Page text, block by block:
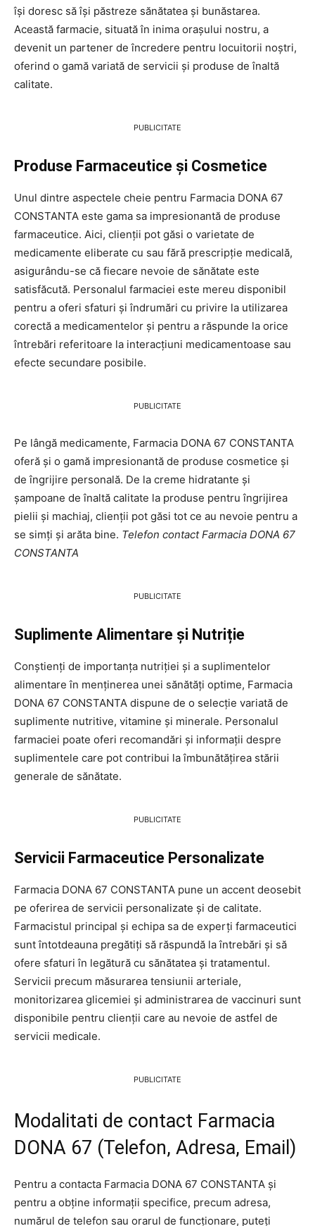
își doresc să își păstreze sănătatea și bunăstarea.
Această farmacie, situată în inima orașului nostru, a
devenit un partener de încredere pentru locuitorii noștri,
oferind o gamă variată de servicii și produse de înaltă
calitate.
PUBLICITATE
Produse Farmaceutice și Cosmetice
Unul dintre aspectele cheie pentru Farmacia DONA 67
CONSTANTA este gama sa impresionantă de produse
farmaceutice. Aici, clienții pot găsi o varietate de
medicamente eliberate cu sau fără prescripție medicală,
asigurându-se că fiecare nevoie de sănătate este
satisfăcută. Personalul farmaciei este mereu disponibil
pentru a oferi sfaturi și îndrumări cu privire la utilizarea
corectă a medicamentelor și pentru a răspunde la orice
întrebări referitoare la interacțiuni medicamentoase sau
efecte secundare posibile.
PUBLICITATE
Pe lângă medicamente, Farmacia DONA 67 CONSTANTA
oferă și o gamă impresionantă de produse cosmetice și
de îngrijire personală. De la creme hidratante și
șampoane de înaltă calitate la produse pentru îngrijirea
pielii și machiaj, clienții pot găsi tot ce au nevoie pentru a
se simți și arăta bine. Telefon contact Farmacia DONA 67
CONSTANTA
PUBLICITATE
Suplimente Alimentare și Nutriție
Conștienți de importanța nutriției și a suplimentelor
alimentare în menținerea unei sănătăți optime, Farmacia
DONA 67 CONSTANTA dispune de o selecție variată de
suplimente nutritive, vitamine și minerale. Personalul
farmaciei poate oferi recomandări și informații despre
suplimentele care pot contribui la îmbunătățirea stării
generale de sănătate.
PUBLICITATE
Servicii Farmaceutice Personalizate
Farmacia DONA 67 CONSTANTA pune un accent deosebit
pe oferirea de servicii personalizate și de calitate.
Farmacistul principal și echipa sa de experți farmaceutici
sunt întotdeauna pregătiți să răspundă la întrebări și să
ofere sfaturi în legătură cu sănătatea și tratamentul.
Servicii precum măsurarea tensiunii arteriale,
monitorizarea glicemiei și administrarea de vaccinuri sunt
disponibile pentru clienții care au nevoie de astfel de
servicii medicale.
PUBLICITATE
Modalitati de contact Farmacia
DONA 67 (Telefon, Adresa, Email)
Pentru a contacta Farmacia DONA 67 CONSTANTA și
pentru a obține informații specifice, precum adresa,
numărul de telefon sau orarul de funcționare, puteți